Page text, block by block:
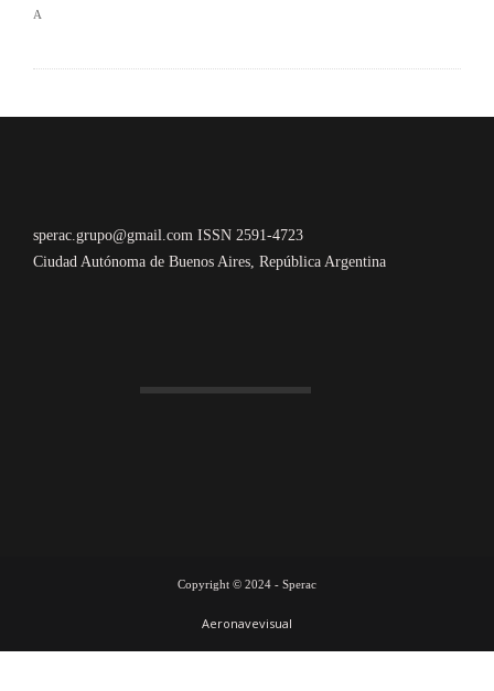
sperac.grupo@gmail.com ISSN 2591-4723
Ciudad Autónoma de Buenos Aires, República Argentina
Copyright © 2024 - Sperac
Aeronavevisual